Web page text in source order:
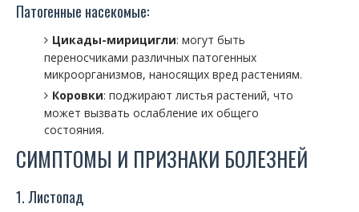
Патогенные насекомые:
Цикады-мирицигли: могут быть
переносчиками различных патогенных
микроорганизмов, наносящих вред растениям.
Коровки: поджирают листья растений, что
может вызвать ослабление их общего
состояния.
СИМПТОМЫ И ПРИЗНАКИ БОЛЕЗНЕЙ
1. Листопад